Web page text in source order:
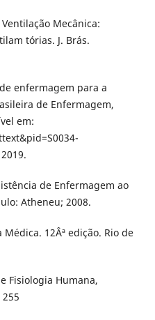
Ventilação Mecânica:
tórias. J. Brás.
de enfermagem para a
de Enfermagem,
em:
de Enfermagem ao
Atheneu; 2008.
Médica. 12Âª edição. Rio de
Fisiologia Humana,